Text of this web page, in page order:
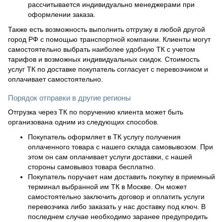
рассчитывается индивидуально менеджерами при
оформлении заказа.
Также есть возможность выполнить отгрузку в любой другой
город РФ с помощью транспортной компании. Клиенты могут
самостоятельно выбрать наиболее удобную ТК с учетом
тарифов и возможных индивидуальных скидок. Стоимость
услуг ТК по доставке покупатель согласует с перевозчиком и
оплачивает самостоятельно.
Порядок отправки в другие регионы
Отгрузка через ТК по поручению клиента может быть
организована одним из следующих способов.
Покупатель оформляет в ТК услугу получения
оплаченного товара с нашего склада самовывозом. При
этом он сам оплачивает услуги доставки, с нашей
стороны самовывоз товара бесплатно.
Покупатель поручает нам доставить покупку в приемный
терминал выбранной им ТК в Москве. Он может
самостоятельно заключить договор и оплатить услуги
перевозчика либо заказать у нас доставку под ключ. В
последнем случае необходимо заранее предупредить